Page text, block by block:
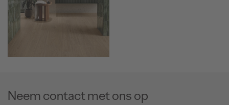
Neem contact met ons op